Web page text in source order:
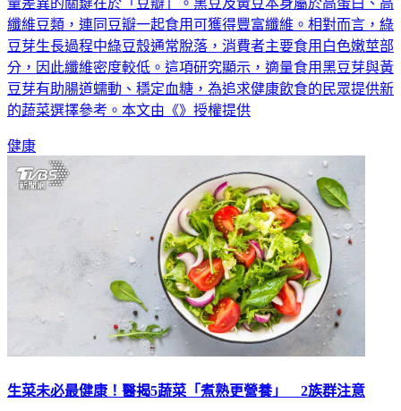
仍具有飽足感與補充水分的優點。林俐岑解釋，豆芽菜纖維含
量差異的關鍵在於「豆瓣」。黑豆及黃豆本身屬於高蛋白、高
纖維豆類，連同豆瓣一起食用可獲得豐富纖維。相對而言，綠
豆芽生長過程中綠豆殼通常脫落，消費者主要食用白色嫩莖部
分，因此纖維密度較低。這項研究顯示，適量食用黑豆芽與黃
豆芽有助腸道蠕動、穩定血糖，為追求健康飲食的民眾提供新
健康